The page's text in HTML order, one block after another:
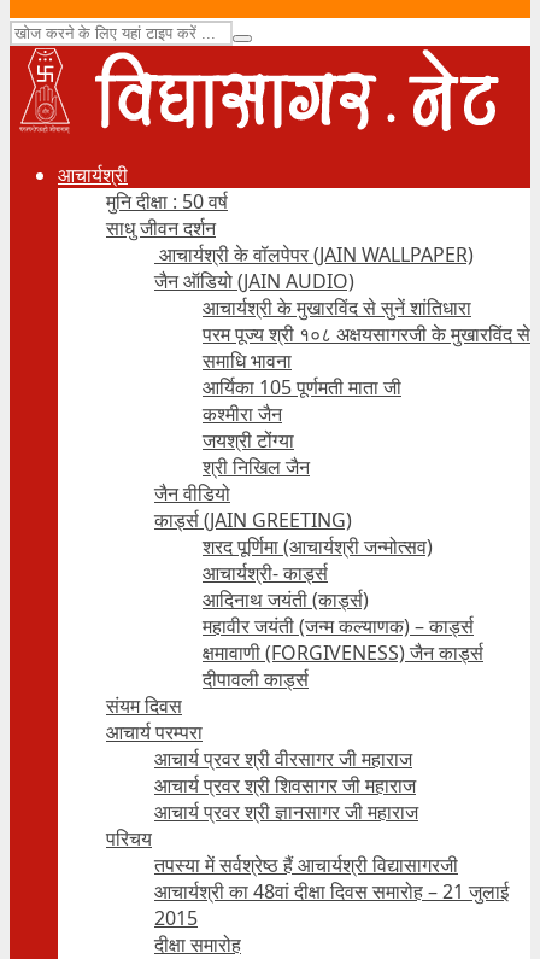
आचार्यश्री
मुनि दीक्षा : 50 वर्ष
साधु जीवन दर्शन
आचार्यश्री के वॉलपेपर (JAIN WALLPAPER)
जैन ऑडियो (JAIN AUDIO)
आचार्यश्री के मुखारविंद से सुनें शांतिधारा
परम पूज्य श्री १०८ अक्षयसागरजी के मुखारविंद से
समाधि भावना
आर्यिका 105 पूर्णमती माता जी
कश्मीरा जैन
जयश्री टोंग्या
श्री निखिल जैन
जैन वीडियो
कार्ड्स (JAIN GREETING)
शरद पूर्णिमा (आचार्यश्री जन्मोत्सव)
आचार्यश्री- कार्ड्स
आदिनाथ जयंती (कार्ड्स)
महावीर जयंती (जन्म कल्याणक) – कार्ड्स
क्षमावाणी (FORGIVENESS) जैन कार्ड्स
दीपावली कार्ड्स
संयम दिवस
आचार्य परम्परा
आचार्य प्रवर श्री वीरसागर जी महाराज
आचार्य प्रवर श्री शिवसागर जी महाराज
आचार्य प्रवर श्री ज्ञानसागर जी महाराज
परिचय
तपस्या में सर्वश्रेष्ठ हैं आचार्यश्री विद्यासागरजी
आचार्यश्री का 48वां दीक्षा दिवस समारोह – 21 जुलाई
2015
दीक्षा समारोह